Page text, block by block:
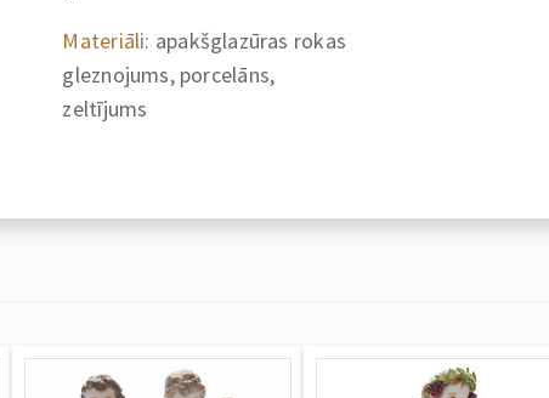
Materiāli: apakšglazūras rokas
gleznojums, porcelāns,
zeltījums